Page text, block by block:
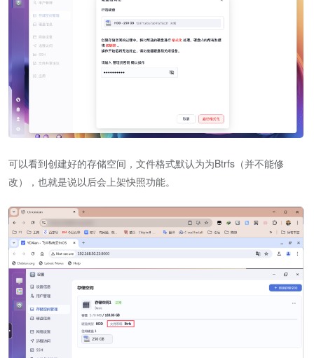
可以看到创建好的存储空间，文件格式默认为为Btrfs（并不能修
改），也就是说以后会上架快照功能。